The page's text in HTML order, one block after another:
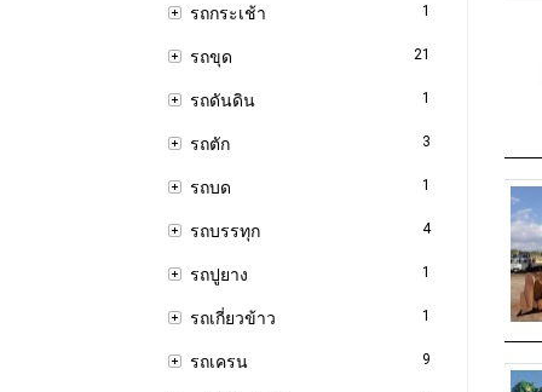
รถกระเช้า 1
รถขุด 21
รถดันดิน 1
รถตัก 3
รถบด 1
รถบรรทุก 4
รถปูยาง 1
รถเกี่ยวข้าว 1
รถเครน 9